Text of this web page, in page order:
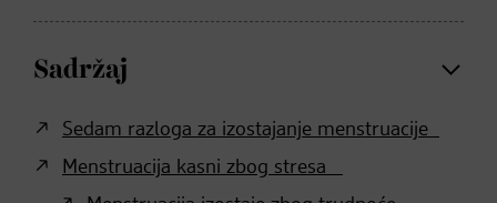
Sadržaj
Sedam razloga za izostajanje menstruacije
Menstruacija kasni zbog stresa